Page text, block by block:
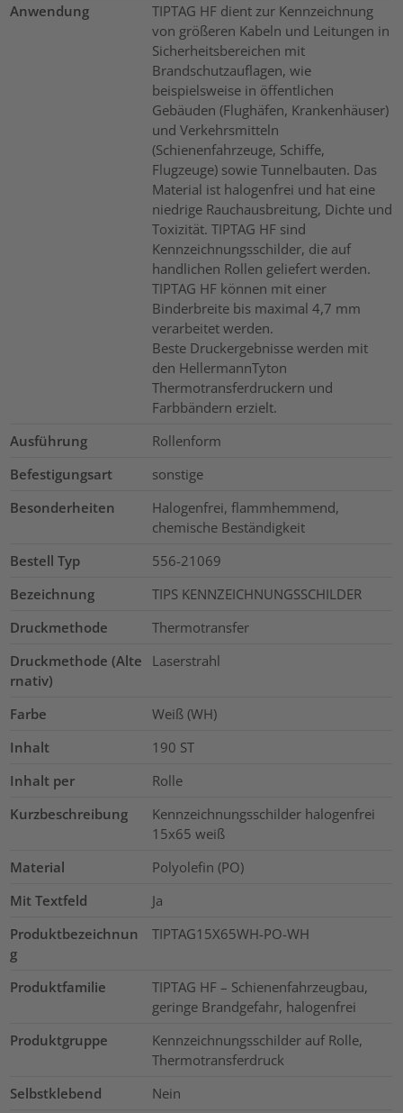
Anwendung
TIPTAG HF dient zur Kennzeichnung
von größeren Kabeln und Leitungen in
Sicherheitsbereichen mit
Brandschutzauflagen, wie
beispielsweise in öffentlichen
Gebäuden (Flughäfen, Krankenhäuser)
und Verkehrsmitteln
(Schienenfahrzeuge, Schiffe,
Flugzeuge) sowie Tunnelbauten. Das
Material ist halogenfrei und hat eine
niedrige Rauchausbreitung, Dichte und
Toxizität. TIPTAG HF sind
Kennzeichnungsschilder, die auf
handlichen Rollen geliefert werden.
TIPTAG HF können mit einer
Binderbreite bis maximal 4,7 mm
verarbeitet werden.
Beste Druckergebnisse werden mit
den HellermannTyton
Thermotransferdruckern und
Farbbändern erzielt.
Ausführung
Rollenform
Befestigungsart
sonstige
Besonderheiten
Halogenfrei, flammhemmend,
chemische Beständigkeit
Bestell Typ
556-21069
Bezeichnung
TIPS KENNZEICHNUNGSSCHILDER
Druckmethode
Thermotransfer
Druckmethode (Alte
rnativ)
Laserstrahl
Farbe
Weiß (WH)
Inhalt
190 ST
Inhalt per
Rolle
Kurzbeschreibung
Kennzeichnungsschilder halogenfrei
15x65 weiß
Material
Polyolefin (PO)
Mit Textfeld
Ja
Produktbezeichnun
g
TIPTAG15X65WH-PO-WH
Produktfamilie
TIPTAG HF – Schienenfahrzeugbau,
geringe Brandgefahr, halogenfrei
Produktgruppe
Kennzeichnungsschilder auf Rolle,
Thermotransferdruck
Selbstklebend
Nein